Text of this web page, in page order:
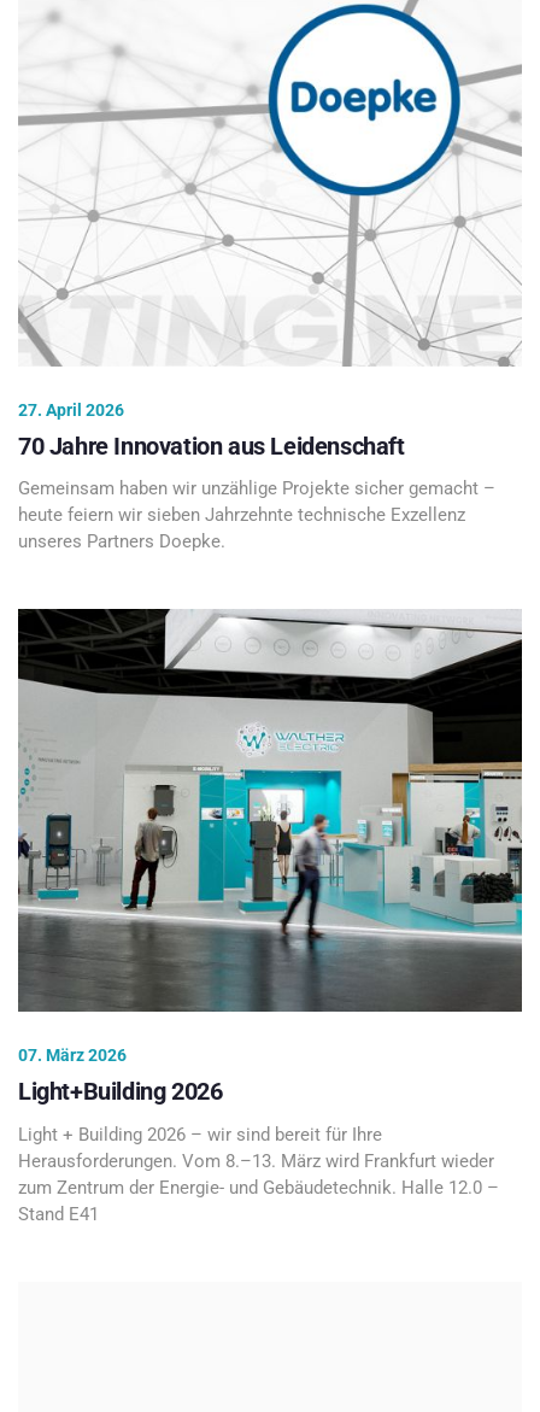
27. April 2026
70 Jahre Innovation aus Leidenschaft
Gemeinsam haben wir unzählige Projekte sicher gemacht –
heute feiern wir sieben Jahrzehnte technische Exzellenz
unseres Partners Doepke.
07. März 2026
Light+Building 2026
Light + Building 2026 – wir sind bereit für Ihre
Herausforderungen. Vom 8.–13. März wird Frankfurt wieder
zum Zentrum der Energie- und Gebäudetechnik. Halle 12.0 –
Stand E41